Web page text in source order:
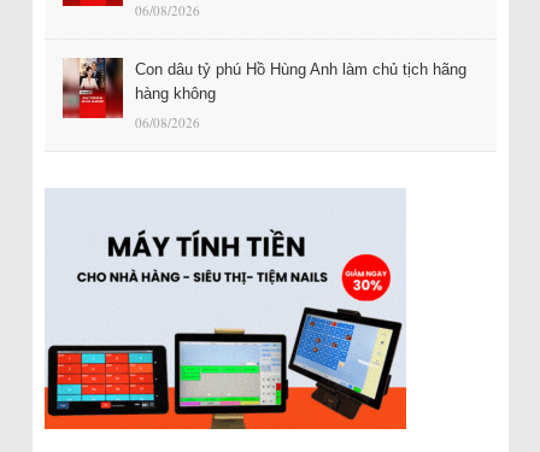
06/08/2026
Con dâu tỷ phú Hồ Hùng Anh làm chủ tịch hãng
hàng không
06/08/2026